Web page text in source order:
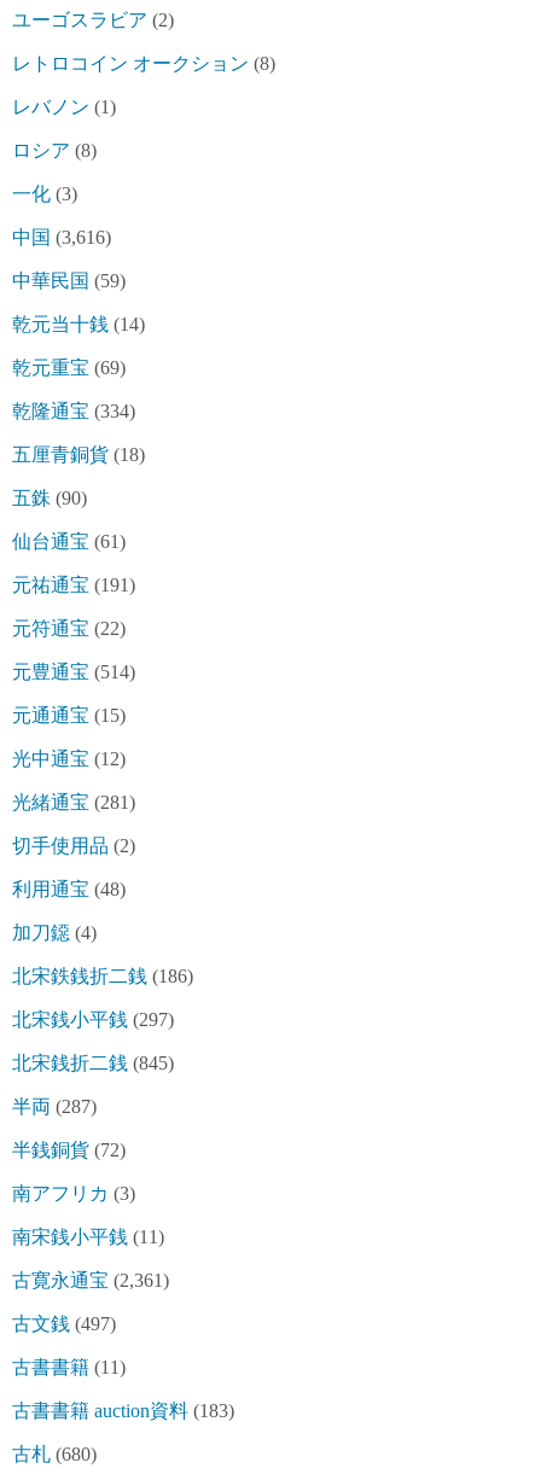
ユーゴスラビア (2)
レトロコイン オークション (8)
レバノン (1)
ロシア (8)
一化 (3)
中国 (3,616)
中華民国 (59)
乾元当十銭 (14)
乾元重宝 (69)
乾隆通宝 (334)
五厘青銅貨 (18)
五銖 (90)
仙台通宝 (61)
元祐通宝 (191)
元符通宝 (22)
元豊通宝 (514)
元通通宝 (15)
光中通宝 (12)
光緒通宝 (281)
切手使用品 (2)
利用通宝 (48)
加刀鐚 (4)
北宋鉄銭折二銭 (186)
北宋銭小平銭 (297)
北宋銭折二銭 (845)
半両 (287)
半銭銅貨 (72)
南アフリカ (3)
南宋銭小平銭 (11)
古寛永通宝 (2,361)
古文銭 (497)
古書書籍 (11)
古書書籍 auction資料 (183)
古札 (680)